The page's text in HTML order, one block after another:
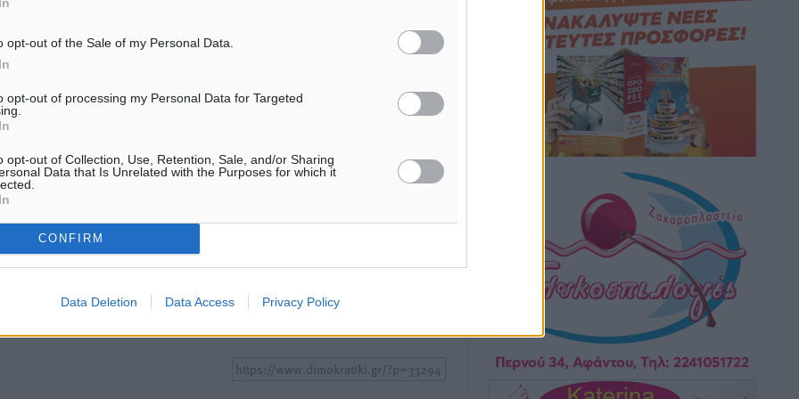
opt-out of the Sale of my Personal Data.
opt-out of processing my Personal Data for Targeted
opt-out of Collection, Use, Retention, Sale, and/or Sharing
Data that Is Unrelated with the Purposes for which it
CONFIRM
Data Deletion Data Access Privacy Policy
ΕΠΙΣΗΣ
Ποιοι φοιτητές μπορούν να
ευρώ
· 18:10
στην Πολιτική Προστασί
Η Δημοκρατική δεν υιοθετεί
όποια σχόλια θεωρούμε
Χρήστες που δεν τηρούν
Υπενθύμιση:
Για την μερική αναπαραγωγή της
συνδέσμου παραπομπής προς το
Τοπικές Ειδήσεις πριν 2 ώρες
Iατρικός Σύλλογος Ροδου προς Α.
Γεωργιάδη: Στρατηγικές Προτάσεις για
την Ενίσχυση της Δημόσιας Υγείας στη
Νησιωτική Ελλάδα και στα
Νοσοκομεία της Γ΄ Ζώνης
πριν 2 ώρες
Πάνθηρες: Ξεκίνησαν αισιόδοξοι για
την παρθενική “πτήση” τους
Αθλητικά• πριν 2 ώρες
Άρης Αρχαγγέλου: Στο πλευρό του
άτυχου Ιάκωβου Θωμά
Αθλητικά πριν 2 ώρες